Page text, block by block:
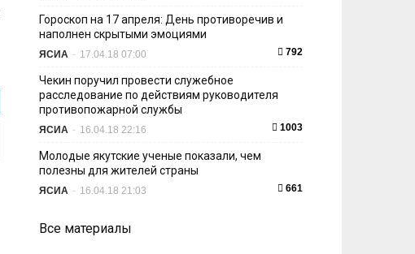
Гороскоп на 17 апреля: День противоречив и
наполнен скрытыми эмоциями
ЯСИА - 17.04.18 07:00 792
Чекин поручил провести служебное
расследование по действиям руководителя
противопожарной службы
ЯСИА - 16.04.18 22:16 1003
Молодые якутские ученые показали, чем
полезны для жителей страны
ЯСИА - 16.04.18 21:03 661
Все материалы